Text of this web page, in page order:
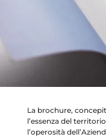
La brochure,
l’essenza del
l’operosità